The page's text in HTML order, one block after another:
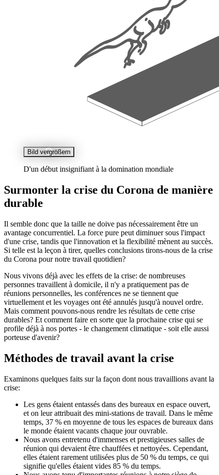
Bild vergrößern
D'un début insignifiant à la domination mondiale
Surmonter la crise du Corona de manière
durable
Il semble donc que la taille ne doive pas nécessairement être un
avantage concurrentiel. La force pure peut diminuer sous l'impact
d'une crise, tandis que l'innovation et la flexibilité mènent au succès.
Si telle est la leçon à tirer, quelles conclusions tirons-nous de la crise
du Corona pour notre travail quotidien?
Nous vivons déjà avec les effets de la crise: de nombreuses
personnes travaillent à domicile, il n'y a pratiquement pas de
réunions personnelles, les conférences ne se tiennent que
virtuellement et les voyages ont été annulés jusqu'à nouvel ordre.
Mais comment pouvons-nous rendre les résultats de cette crise
durables? Et comment faire en sorte que la prochaine crise qui se
profile déjà à nos portes - le changement climatique - soit elle aussi
porteuse d'avenir?
Méthodes de travail avant la crise
Examinons quelques faits sur la façon dont nous travaillions avant la
crise:
Les gens étaient entassés dans des bureaux en espace ouvert,
et on leur attribuait des mini-stations de travail. Dans le même
temps, 37 % en moyenne de tous les espaces de bureaux dans
le monde étaient vacants chaque jour ouvrable.
Nous avons entretenu d'immenses et prestigieuses salles de
réunion qui devaient être chauffées et nettoyées. Cependant,
elles étaient rarement utilisées plus de 50 % du temps, ce qui
signifie qu'elles étaient vides 85 % du temps.